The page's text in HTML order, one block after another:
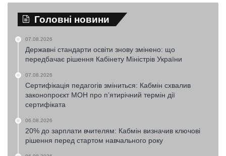
Головні новини
07.08.2026
Державні стандарти освіти знову змінено: що
передбачає рішення Кабінету Міністрів України
07.08.2026
Сертифікація педагогів зміниться: Кабмін схвалив
законопроєкт МОН про п’ятирічний термін дії
сертифіката
06.08.2026
20% до зарплати вчителям: Кабмін визначив ключові
рішення перед стартом навчального року